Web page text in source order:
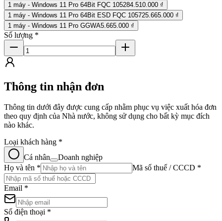
1 máy - Windows 11 Pro 64Bit FQC 105284.510.000 ₫
1 máy - Windows 11 Pro 64Bit ESD FQC 105725.665.000 ₫
1 máy - Windows 11 Pro GGWA5.665.000 ₫
Số lượng *
Thông tin nhận đơn
Thông tin dưới đây được cung cấp nhằm phục vụ việc xuất hóa đơn
theo quy định của Nhà nước, không sử dụng cho bất kỳ mục đích
nào khác.
Loại khách hàng *
Cá nhân
Doanh nghiệp
Họ và tên * Mã số thuế / CCCD *
Email *
Số điện thoại *